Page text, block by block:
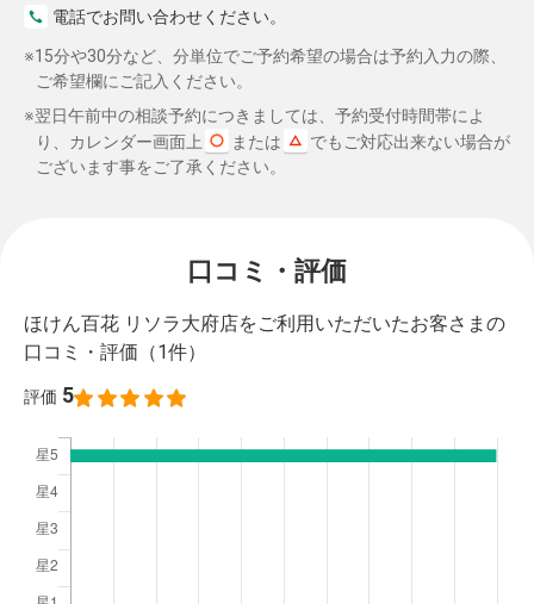
電話でお問い合わせください。
※15分や30分など、分単位でご予約希望の場合は予約入力の際、
ご希望欄にご記入ください。
※翌日午前中の相談予約につきましては、予約受付時間帯によ
り、カレンダー画面上
または
でもご対応出来ない場合が
ございます事をご了承ください。
口コミ・評価
ほけん百花 リソラ大府店をご利用いただいたお客さまの
口コミ・評価 （1件）
評価 5